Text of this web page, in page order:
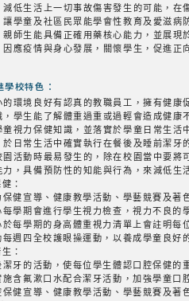
減低生活上一切事故傷害發生的可能，
讓學童及社區民眾能學會性教育及愛滋
親師生能具備正確用藥核心能力，並展現
因應疫情與身心發展，關懷學生，促進正
學校特色：
的環境良好有認真的教職員工，擁有健
，學生能了解體重過重或過輕會造成健
童視力保健知識，並落實於學童日常生
於日常生活中確實執行在餐後及睡前潔
園活動時最易發生的，除在校園當中要
力，具備預防性的知能與行為，來減低生
：
健宣導、健康教學活動、學藝競賽及著
學期會進行學生視力檢查，視力不良的
每學期的身高體重視力清單上會註明每
週四全校護眼操運動，以養成學童良好
：
牙的活動，使每位學生體認口腔保健
含氟漱口水配合潔牙活動，加強學童口
健宣導、健康教學活動、學藝競賽及著